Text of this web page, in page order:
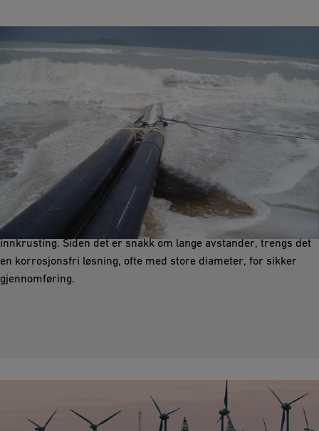
Vanninntak og utslipp
Vanninntakslinjer transporterer råvann fra kilden, elver eller
havet til lagringsområdet før behandlingen. Inhibitorer som
biocider tilsettes for å forhindre oppbygging av biofilm og
innkrusting. Siden det er snakk om lange avstander, trengs det
en korrosjonsfri løsning, ofte med store diameter, for sikker
gjennomføring.